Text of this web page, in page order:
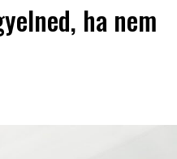
ha nem